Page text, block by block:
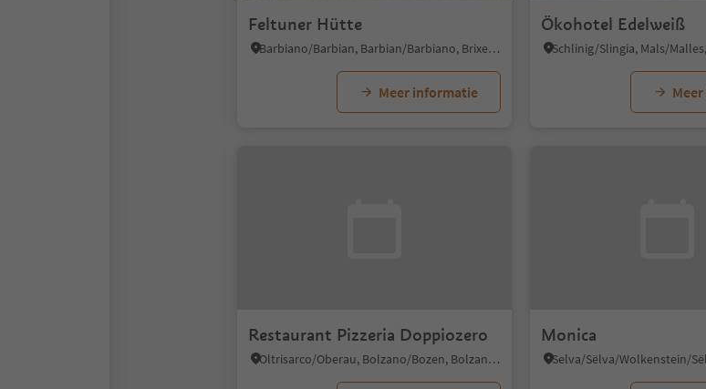
Feltuner Hütte
Barbiano/Barbian, Barbian/Barbiano, Brixen/Bressanone and environs
Meer informatie
Ökohotel Edelweiß
Restaurant Pizzeria Doppiozero
Oltrisarco/Oberau, Bolzano/Bozen, Bolzano/Bozen and environs
Monica